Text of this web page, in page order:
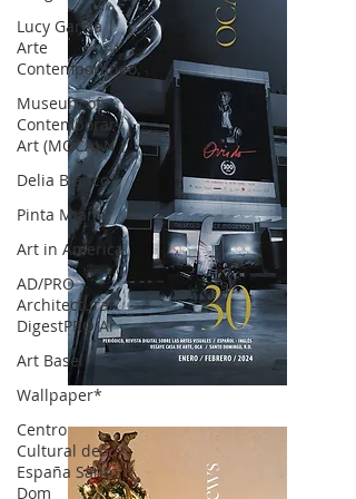
Lucy García |
Arte
Contemporáneo.
Museum of
Contemporary
Art (MOCA) N
Delia Blanco
Pinta Miami
Art in America
AD/PRO
Architectural
DigestPRO Ar
Art Basel
Wallpaper*
Centro
Cultural de
España Santo
Dom
OCA|News 30 /Enero-Febrero / 2024